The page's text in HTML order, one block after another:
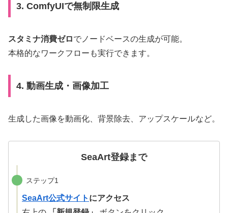
3. ComfyUIで無制限生成
スタミナ消費ゼロでノードベースの生成が可能。
本格的なワークフローも実行できます。
4. 動画生成・画像加工
生成した画像を動画化、背景除去、アップスケールなど。
SeaArt登録まで
ステップ1
SeaArt公式サイト にアクセス